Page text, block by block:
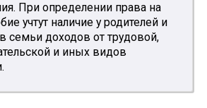
При определении права на
учтут наличие у родителей и
семьи доходов от трудовой,
и иных видов